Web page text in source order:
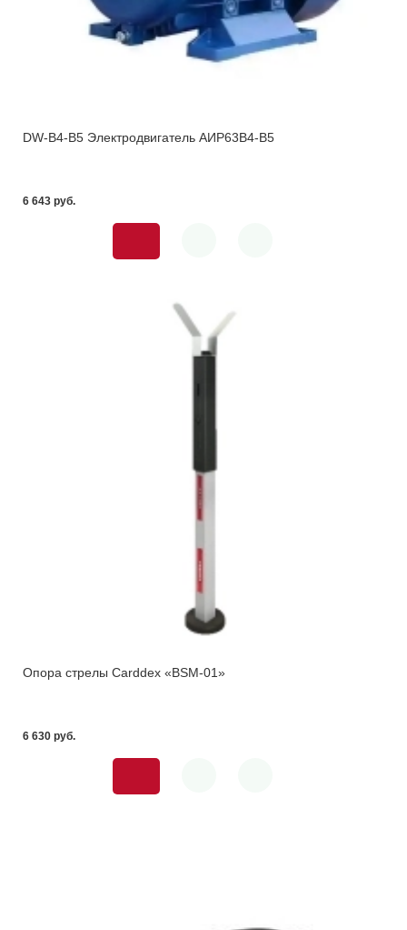
DW-B4-В5 Электродвигатель АИР63В4-В5
6 643 pуб.
Опора стрелы Carddex «BSM-01»
6 630 pуб.